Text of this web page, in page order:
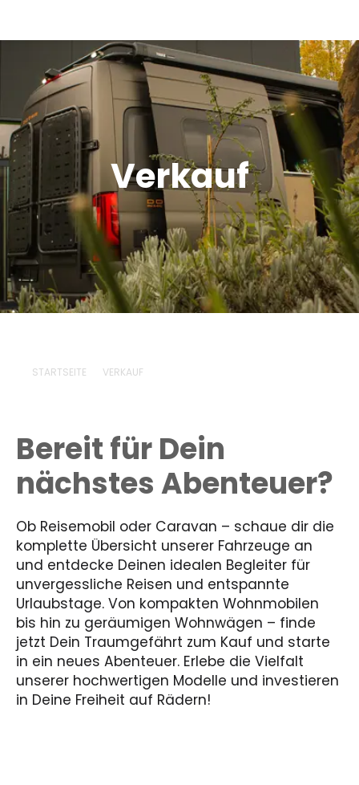
Verkauf
Offroad Area
Dometic Service Provider
Werkstatt
Über uns
Verkauf
STARTSEITE VERKAUF
Bereit für Dein
nächstes Abenteuer?
Ob Reisemobil oder Caravan – schaue dir die
komplette Übersicht unserer Fahrzeuge an
und entdecke Deinen idealen Begleiter für
unvergessliche Reisen und entspannte
Urlaubstage. Von kompakten Wohnmobilen
bis hin zu geräumigen Wohnwägen – finde
jetzt Dein Traumgefährt zum Kauf und starte
in ein neues Abenteuer. Erlebe die Vielfalt
unserer hochwertigen Modelle und investieren
in Deine Freiheit auf Rädern!